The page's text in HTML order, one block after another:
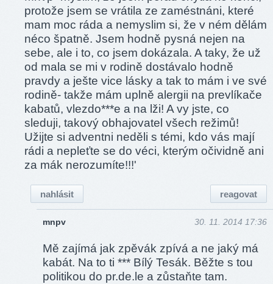
protože jsem se vrátila ze zaméstnáni, které
mam moc ráda a nemyslim si, že v ném dělám
néco špatně. Jsem hodně pysná nejen na
sebe, ale i to, co jsem dokázala. A taky, že už
od mala se mi v rodině dostávalo hodně
pravdy a ješte vice lásky a tak to mám i ve své
rodině- takže mám uplně alergii na prevlíkače
kabatů, vlezdo***e a na lži! A vy jste, co
sleduji, takový obhajovatel všech režimů!
Užijte si adventni neděli s témi, kdo vás mají
rádi a nepleťte se do véci, kterým očividně ani
za mák nerozumíte!!!'
reagovat
nahlásit
mnpv 30. 11. 2014 17:36
Mě zajímá jak zpěvák zpívá a ne jaký má
kabát. Na to ti *** Bílý Tesák. Běžte s tou
politikou do pr.de.le a zůstaňte tam.